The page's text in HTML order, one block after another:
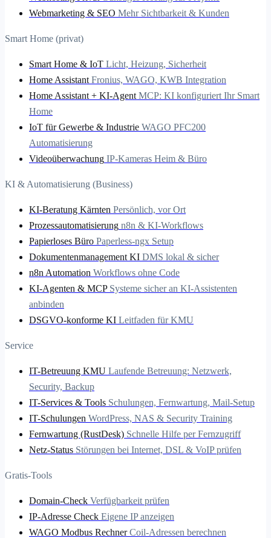
Webmarketing & SEO Mehr Sichtbarkeit & Kunden
Smart Home (privat)
Smart Home & IoT Licht, Heizung, Sicherheit
Home Assistant Fronius, WAGO, KWB Integration
Home Assistant + KI-Agent MCP: KI konfiguriert Ihr Smart
Home
IoT für Gewerbe & Industrie WAGO PFC200
Automatisierung
Videoüberwachung IP-Kameras Heim & Büro
KI & Automatisierung (Business)
KI-Beratung Kärnten Persönlich, vor Ort
Prozessautomatisierung n8n & KI-Workflows
Papierloses Büro Paperless-ngx Setup
Dokumentenmanagement KI DMS lokal & sicher
n8n Automation Workflows ohne Code
KI-Agenten & MCP Systeme sicher an KI-Assistenten
anbinden
DSGVO-konforme KI Leitfaden für KMU
Service
IT-Betreuung KMU Laufende Betreuung: Netzwerk,
Security, Backup
IT-Services & Tools Schulungen, Fernwartung, Mail-Setup
IT-Schulungen WordPress, NAS & Security Training
Fernwartung (RustDesk) Schnelle Hilfe per Fernzugriff
Netz-Status Störungen bei Internet, DSL & VoIP prüfen
Gratis-Tools
Domain-Check Verfügbarkeit prüfen
IP-Adresse Check Eigene IP anzeigen
WAGO Modbus Rechner Coil-Adressen berechnen